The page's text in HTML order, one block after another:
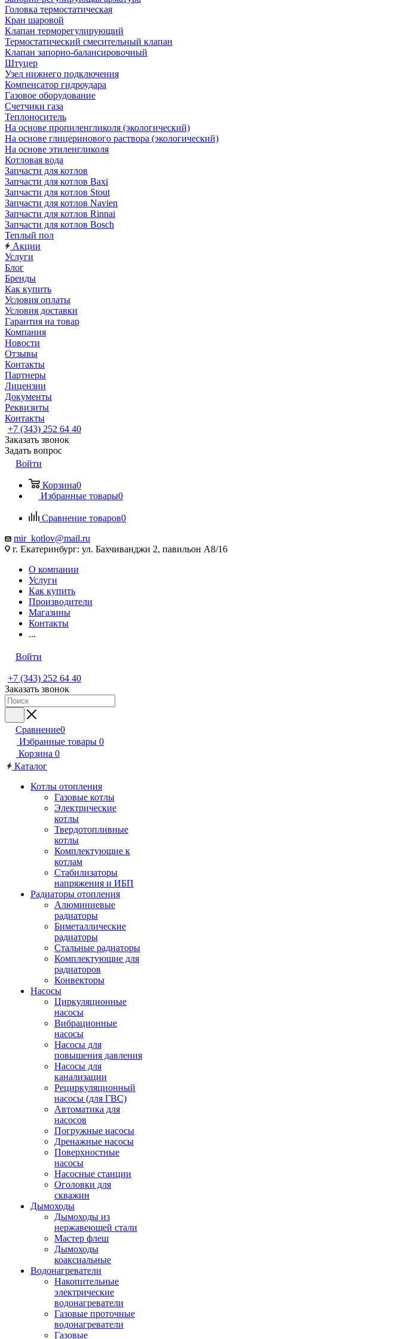
Головка термостатическая
Кран шаровой
Клапан терморегулирующий
Термостатический смесительный клапан
Клапан запорно-балансировочный
Штуцер
Узел нижнего подключения
Компенсатор гидроудара
Газовое оборудование
Счетчики газа
Теплоноситель
На основе пропиленгликоля (экологический)
На основе глицеринового раствора (экологический)
На основе этиленгликоля
Котловая вода
Запчасти для котлов
Запчасти для котлов Baxi
Запчасти для котлов Stout
Запчасти для котлов Navien
Запчасти для котлов Rinnai
Запчасти для котлов Bosch
Теплый пол
Акции
Услуги
Блог
Бренды
Как купить
Условия оплаты
Условия доставки
Гарантия на товар
Компания
Новости
Отзывы
Контакты
Партнеры
Лицензии
Документы
Реквизиты
Контакты
+7 (343) 252 64 40
Заказать звонок
Задать вопрос
Войти
Корзина0
Избранные товары0
Сравнение товаров0
mir_kotlov@mail.ru
г. Екатеринбург: ул. Бахчиванджи 2, павильон А8/16
О компании
Услуги
Как купить
Производители
Магазины
Контакты
...
Войти
+7 (343) 252 64 40
Заказать звонок
Сравнение0
Избранные товары 0
Корзина 0
Каталог
Котлы отопления
Газовые котлы
Электрические
котлы
Твердотопливные
котлы
Комплектующие к
котлам
Стабилизаторы
напряжения и ИБП
Радиаторы отопления
Алюминиевые
радиаторы
Биметаллические
радиаторы
Стальные радиаторы
Комплектующие для
радиаторов
Конвекторы
Насосы
Циркуляционные
насосы
Вибрационные
насосы
Насосы для
повышения давления
Насосы для
канализации
Рециркуляционный
насосы (для ГВС)
Автоматика для
насосов
Погружные насосы
Дренажные насосы
Поверхностные
насосы
Насосные станции
Оголовки для
скважин
Дымоходы
Дымоходы из
нержавеющей стали
Мастер флеш
Дымоходы
коаксиальные
Водонагреватели
Накопительные
электрические
водонагреватели
Газовые проточные
водонагреватели
Газовые